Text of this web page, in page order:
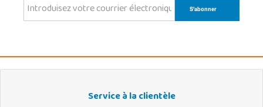
Service à la clientèle